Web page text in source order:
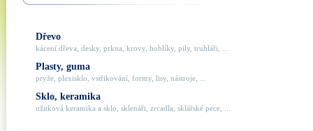
Dřevo
kácení dřeva, desky, prkna, krovy, hoblíky, pily, truhláři, ...
Plasty, guma
pryže, plexisklo, vstřikování, formy, lisy, nástroje, ...
Sklo, keramika
užitková keramika a sklo, sklenáři, zrcadla, sklářské pece, ...